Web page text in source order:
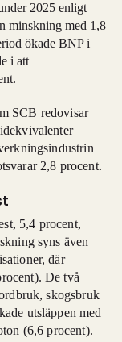
2025 enligt
minskning med 1,8
ökade BNP i
i att
SCB redovisar
2,8 procent.
5,4 procent,
syns även
där
De två
skogsbruk
utsläppen med
(6,6 procent).